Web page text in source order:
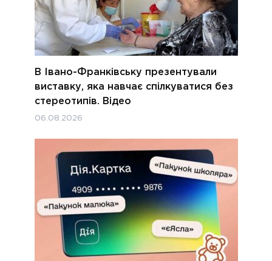
В Івано-Франківську презентували
виставку, яка навчає спілкуватися без
стереотипів. Відео
06.08.2026